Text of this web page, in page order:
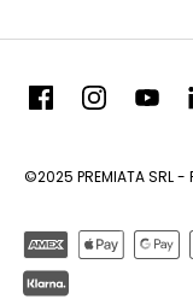
©2025 PREMIATA SRL